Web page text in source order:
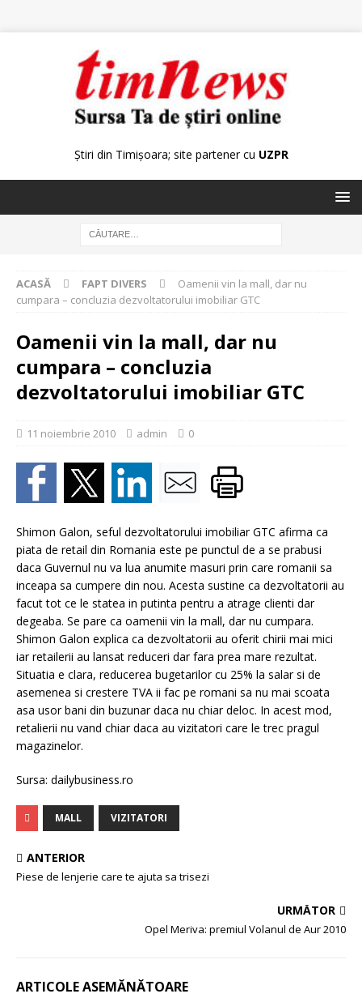
Știri din Timișoara; site partener cu UZPR
ACASĂ FAPT DIVERS
Oamenii vin la mall, dar nu
cumpara – concluzia dezvoltatorului imobiliar GTC
Oamenii vin la mall, dar nu
cumpara – concluzia
dezvoltatorului imobiliar GTC
11 noiembrie 2010 admin 0
Shimon Galon, seful dezvoltatorului imobiliar GTC afirma ca
piata de retail din Romania este pe punctul de a se prabusi
daca Guvernul nu va lua anumite masuri prin care romanii sa
inceapa sa cumpere din nou. Acesta sustine ca dezvoltatorii au
facut tot ce le statea in putinta pentru a atrage clienti dar
degeaba. Se pare ca oamenii vin la mall, dar nu cumpara.
Shimon Galon explica ca dezvoltatorii au oferit chirii mai mici
iar retailerii au lansat reduceri dar fara prea mare rezultat.
Situatia e clara, reducerea bugetarilor cu 25% la salar si de
asemenea si crestere TVA ii fac pe romani sa nu mai scoata
asa usor bani din buzunar daca nu chiar deloc. In acest mod,
retalierii nu vand chiar daca au vizitatori care le trec pragul
magazinelor.
Sursa: dailybusiness.ro
MALL VIZITATORI
ANTERIOR
Piese de lenjerie care te ajuta sa trisezi
URMĂTOR
Opel Meriva: premiul Volanul de Aur 2010
ARTICOLE ASEMĂNĂTOARE